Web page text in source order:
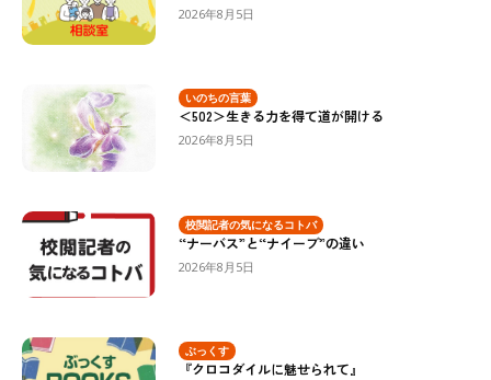
2026年8月5日
いのちの言葉
＜502＞生きる力を得て道が開ける
2026年8月5日
校閲記者の気になるコトバ
“ナーバス”と“ナイーブ”の違い
2026年8月5日
ぶっくす
『クロコダイルに魅せられて』